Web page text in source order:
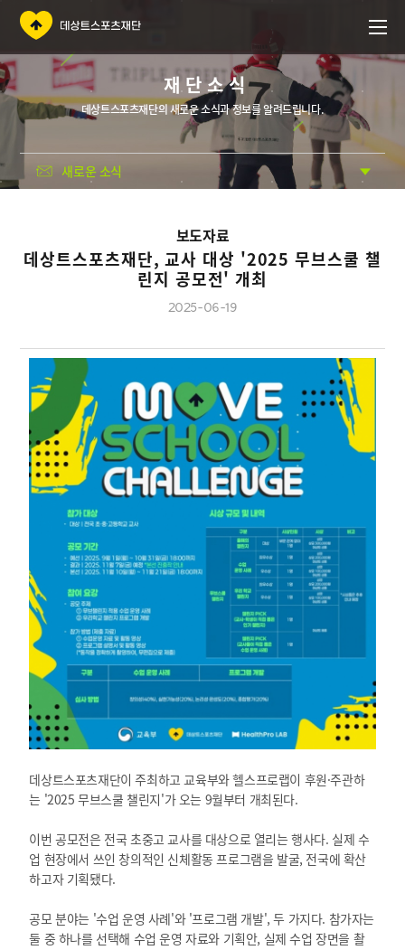
재단소식
데상트스포츠재단의 새로운 소식과 정보를 알려드립니다.
새로운 소식
보도자료
데상트스포츠재단, 교사 대상 '2025 무브스쿨 챌
린지 공모전' 개최
2025-06-19
데상트스포츠재단이 주최하고 교육부와 헬스프로랩이 후원·주관하
는 '2025 무브스쿨 챌린지'가 오는 9월부터 개최된다.
이번 공모전은 전국 초중고 교사를 대상으로 열리는 행사다. 실제 수
업 현장에서 쓰인 창의적인 신체활동 프로그램을 발굴, 전국에 확산
하고자 기획됐다.
공모 분야는 '수업 운영 사례'와 '프로그램 개발', 두 가지다. 참가자는
둘 중 하나를 선택해 수업 운영 자료와 기획안, 실제 수업 장면을 촬